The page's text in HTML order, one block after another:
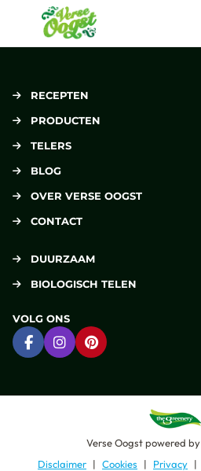
Verse Oogst
RECEPTEN
PRODUCTEN
TELERS
BLOG
OVER VERSE OOGST
CONTACT
DUURZAAM
BIOLOGISCH TELEN
VOLG ONS
Ga naar Facebook
Ga naar Instagram
Ga naar Pinterest
Verse Oogstpowered by
Disclaimer
Cookies Privacy